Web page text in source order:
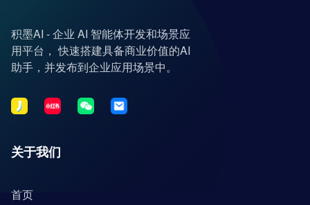
积墨AI - 企业 AI 智能体开发和场景应
用平台， 快速搭建具备商业价值的AI
助手，并发布到企业应用场景中。
关于我们
首页